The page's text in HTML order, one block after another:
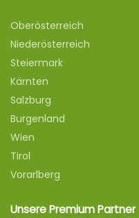
Oberösterreich
Niederösterreich
Steiermark
Kärnten
Salzburg
Burgenland
Wien
Tirol
Vorarlberg
Unsere Premium Partner